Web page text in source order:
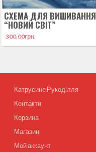
СХЕМА ДЛЯ ВИШИВАННЯ
“НОВИЙ СВІТ”
300.00грн.
Катрусине Рукоділля
Контакти
Корзина
Магазин
Мой аккаунт